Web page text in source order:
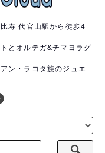
寿 代官山駅から徒歩4
とオルテガ&チマヨラグ
ン・ラコタ族のジュエ